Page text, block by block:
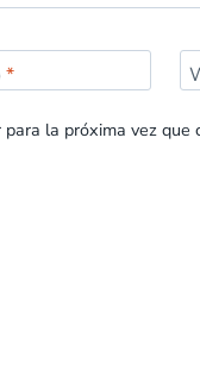
*
la próxima vez que